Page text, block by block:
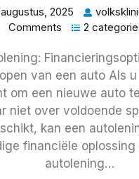
2025
Comments
2
van een auto Als
om een ​​nieuwe auto
niet over voldoende
kan een
financiële oplossing
autolening…